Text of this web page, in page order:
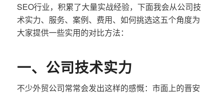
SEO行业，积累了大量实战经验，下面我会从公司技
术实力、服务、案例、费用、如何挑选这五个角度为
大家提供一些实用的对比方法：
一、公司技术实力
不少外贸公司常常会发出这样的感慨：市面上的晋安